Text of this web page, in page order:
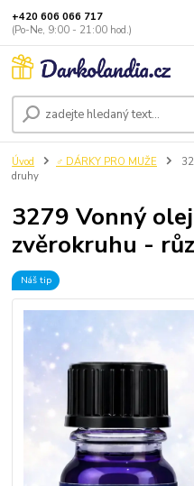
+420 606 066 717
(Po-Ne, 9:00 - 21:00 hod.)
Úvod ♂️ DÁRKY PRO MUŽE
druhy
3279 Vonný
zvěrokruhu -
Náš tip